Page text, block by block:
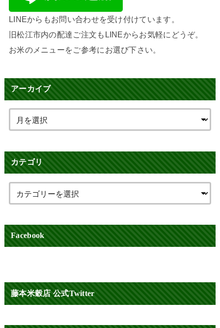
LINEからもお問い合わせを受け付けています。
旧松江市内の配達ご注文もLINEからお気軽にどうぞ。
お米のメニューをご参考にお選び下さい。
アーカイブ
カテゴリ
Facebook
藤本米穀店 公式Twitter